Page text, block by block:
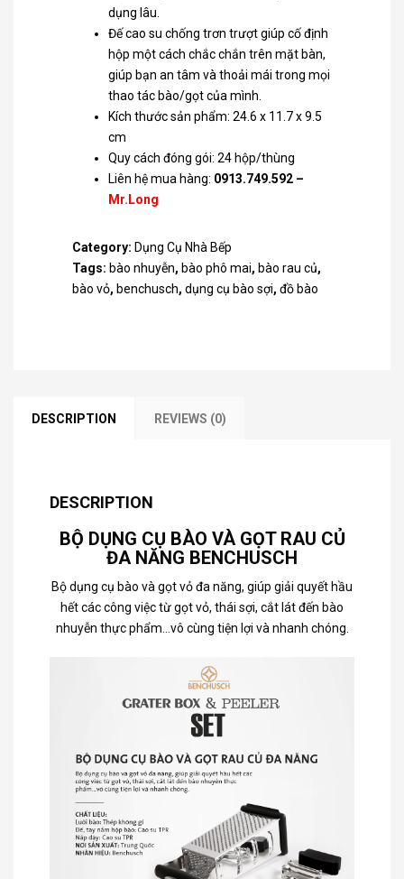
dụng lâu.
Đế cao su chống trơn trượt giúp cố định
hộp một cách chắc chắn trên mặt bàn,
giúp bạn an tâm và thoải mái trong mọi
thao tác bào/gọt của mình.
Kích thước sản phẩm: 24.6 x 11.7 x 9.5
cm
Quy cách đóng gói: 24 hộp/thùng
Liên hệ mua hàng: 0913.749.592 –
Mr.Long
Category: Dụng Cụ Nhà Bếp
Tags: bào nhuyễn, bào phô mai, bào rau củ,
bào vỏ, benchusch, dụng cụ bào sợi, đồ bào
DESCRIPTION REVIEWS (0)
DESCRIPTION
BỘ DỤNG CỤ BÀO VÀ GỌT RAU CỦ
ĐA NĂNG BENCHUSCH
Bộ dụng cụ bào và gọt vỏ đa năng, giúp giải quyết hầu
hết các công việc từ gọt vỏ, thái sợi, cắt lát đến bào
nhuyễn thực phẩm…vô cùng tiện lợi và nhanh chóng.